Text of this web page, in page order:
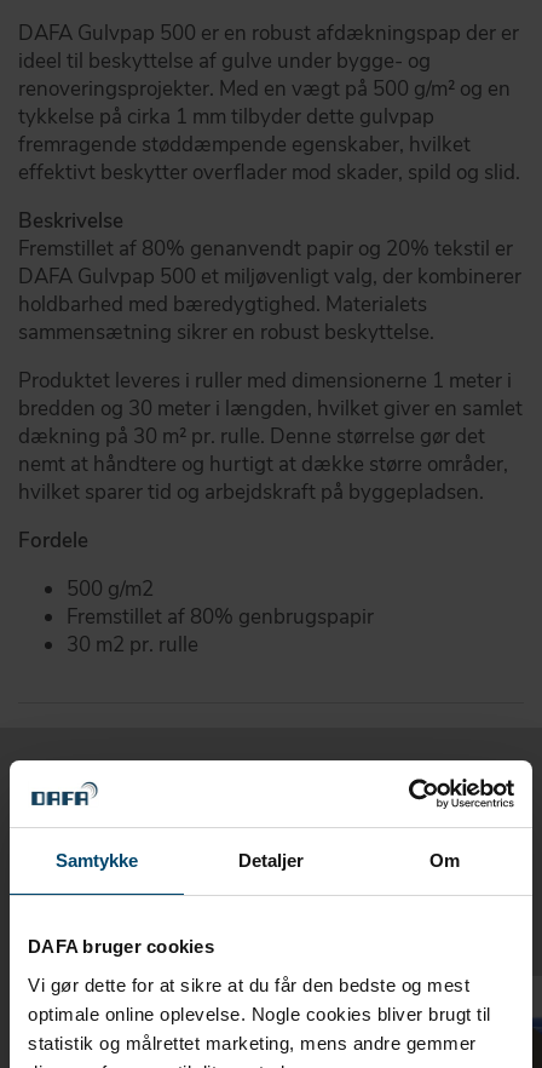
Samtykke Detaljer Om
DAFA bruger cookies
Vi gør dette for at sikre at du får den bedste og mest
optimale online oplevelse. Nogle cookies bliver brugt til
statistik og målrettet marketing, mens andre gemmer
DAFA Gulvpap 500 er en robust afdækningspap der er
ideel til beskyttelse af gulve under bygge- og
renoveringsprojekter. Med en vægt på 500 g/m² og en
tykkelse på cirka 1 mm tilbyder dette gulvpap
fremragende støddæmpende egenskaber, hvilket
effektivt beskytter overflader mod skader, spild og slid.
Beskrivelse
Fremstillet af 80% genanvendt papir og 20% tekstil er
DAFA Gulvpap 500 et miljøvenligt valg, der kombinerer
holdbarhed med bæredygtighed. Materialets
sammensætning sikrer en robust beskyttelse.
Produktet leveres i ruller med dimensionerne 1 meter i
bredden og 30 meter i længden, hvilket giver en samlet
dækning på 30 m² pr. rulle. Denne størrelse gør det
nemt at håndtere og hurtigt at dække større områder,
hvilket sparer tid og arbejdskraft på byggepladsen.
Fordele
500 g/m2
Fremstillet af 80% genbrugspapir
30 m2 pr. rulle
Relaterede produkter
Tilbehør til DAFA Gulvpap